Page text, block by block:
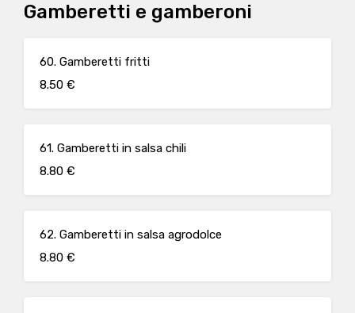
Gamberetti e gamberoni
60. Gamberetti fritti
8.50 €
61. Gamberetti in salsa chili
8.80 €
62. Gamberetti in salsa agrodolce
8.80 €